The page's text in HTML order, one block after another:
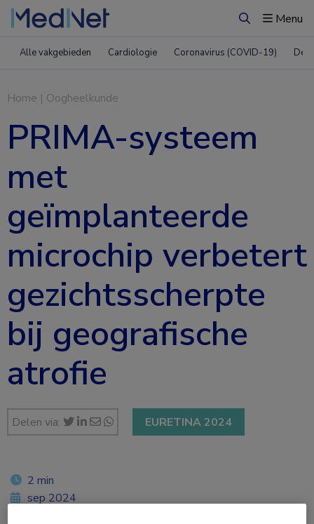
ZoekenMenu
Alle vakgebieden Cardiologie Coronavirus (COVID-19)
Home | Oogheelkunde
PRIMA-systeem
met
geïmplanteerde
microchip verbetert
gezichtsscherpte
bij geografische
atrofie
Delen via: EURETINA 2024
2 min
sep 2024